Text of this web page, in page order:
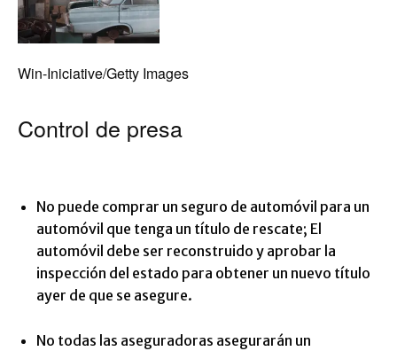
Win-Iniciative/Getty Images
Control de presa
No puede comprar un seguro de automóvil para un
automóvil que tenga un título de rescate; El
automóvil debe ser reconstruido y aprobar la
inspección del estado para obtener un nuevo título
ayer de que se asegure.
No todas las aseguradoras asegurarán un